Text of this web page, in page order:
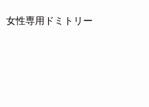
女性専用ドミトリー